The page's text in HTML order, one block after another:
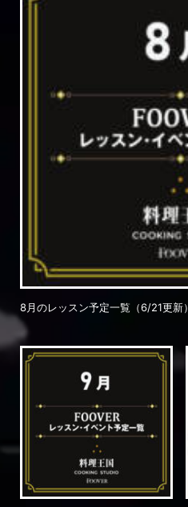
8月のレッスン予定一覧（6/21更新）